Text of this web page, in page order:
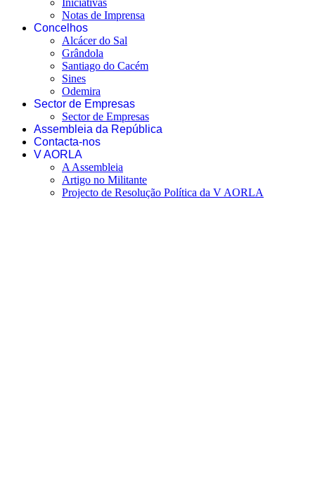
Notas de Imprensa
Concelhos
Alcácer do Sal
Grândola
Santiago do Cacém
Sines
Odemira
Sector de Empresas
Sector de Empresas
Assembleia da República
Contacta-nos
V AORLA
A Assembleia
Artigo no Militante
Projecto de Resolução Política da V AORLA